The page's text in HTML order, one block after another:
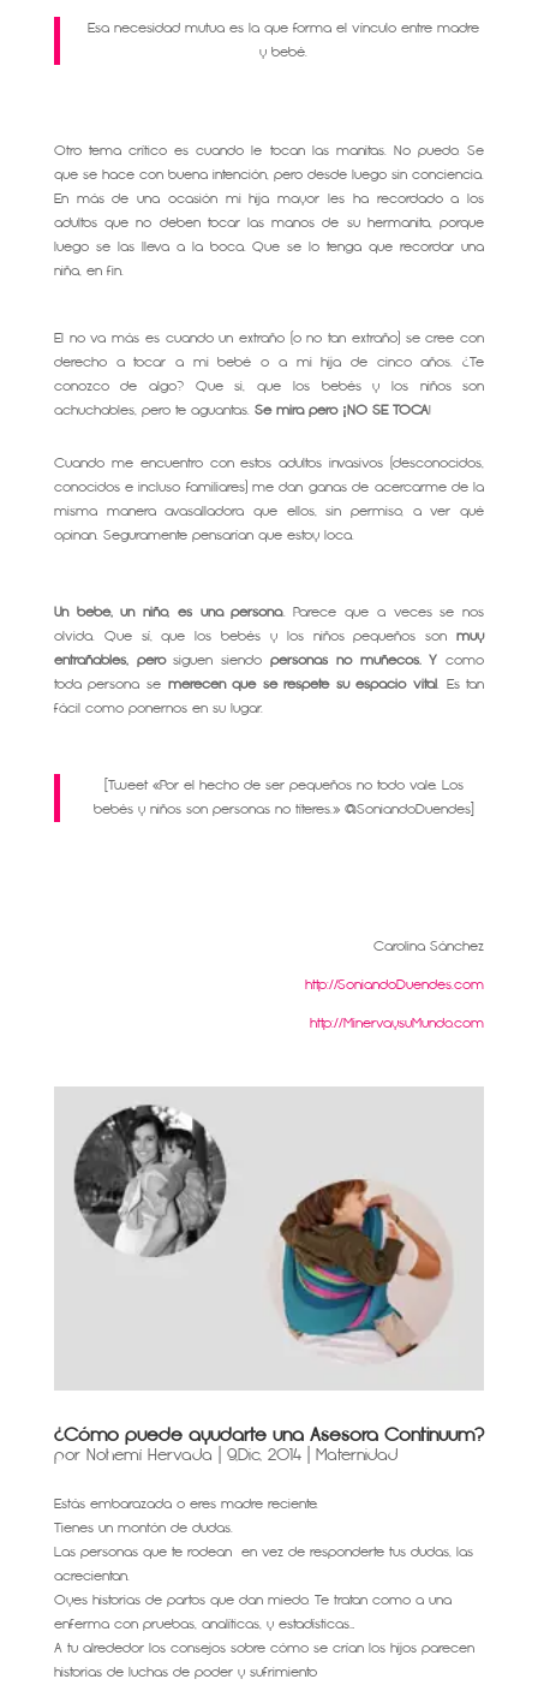
Esa necesidad mutua es la que forma el vínculo entre madre
y bebé.
Otro tema crítico es cuando le tocan las manitas. No puedo. Se
que se hace con buena intención, pero desde luego sin conciencia.
En más de una ocasión mi hija mayor les ha recordado a los
adultos que no deben tocar las manos de su hermanita, porque
luego se las lleva a la boca. Que se lo tenga que recordar una
niña, en fin.
El no va más es cuando un extraño (o no tan extraño) se cree con
derecho a tocar a mi bebé o a mi hija de cinco años. ¿Te
conozco de algo? Que si, que los bebés y los niños son
achuchables, pero te aguantas. Se mira pero ¡NO SE TOCA!
Cuando me encuentro con estos adultos invasivos (desconocidos,
conocidos e incluso familiares) me dan ganas de acercarme de la
misma manera avasalladora que ellos, sin permiso, a ver qué
opinan. Seguramente pensarían que estoy loca.
Un bebé, un niño, es una persona. Parece que a veces se nos
olvida. Que sí, que los bebés y los niños pequeños sonmuy
entrañables, perosiguen siendopersonas no muñecos. Y como
toda persona semerecen que se respete su espacio vital. Es tan
fácil como ponernos en su lugar.
[Tweet «Por el hecho de ser pequeños no todo vale. Los
bebés y niños son personas no títeres.» @SoniandoDuendes]
Carolina Sánchez
http://SoniandoDuendes.com
http://MinervaysuMundo.com
¿Cómo puede ayudarte una Asesora Continuum?
por Nohemí Hervada 9,Dic, 2014| Maternidad
Estás embarazada o eres madre reciente.
Tienes un montón de dudas.
Las personas que te rodean en vez de responderte tus dudas, las
acrecientan.
Oyes historias de partos que dan miedo. Te tratan como a una
enferma con pruebas, analíticas, y estadísticas…
A tu alrededor los consejos sobre cómo se crían los hijos parecen
historias de luchas de poder y sufrimiento